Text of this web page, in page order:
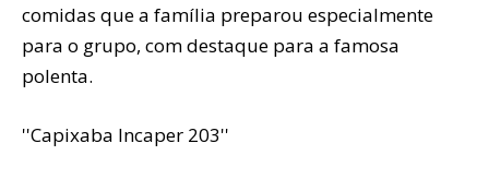
comidas que a família preparou especialmente
para o grupo, com destaque para a famosa
polenta.
''Capixaba Incaper 203''